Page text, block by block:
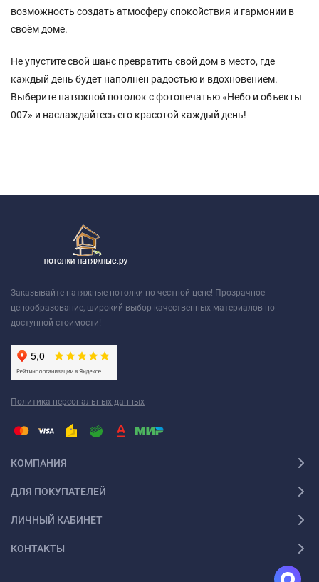
возможность создать атмосферу спокойствия и гармонии в
своём доме.
Не упустите свой шанс превратить свой дом в место, где
каждый день будет наполнен радостью и вдохновением.
Выберите натяжной потолок с фотопечатью «Небо и объекты
007» и наслаждайтесь его красотой каждый день!
Заказывайте натяжные потолки по честной цене! Прозрачное
ценообразование, широкий выбор качественных материалов по
доступной стоимости!
Политика персональных данных
КОМПАНИЯ
ДЛЯ ПОКУПАТЕЛЕЙ
ЛИЧНЫЙ КАБИНЕТ
КОНТАКТЫ